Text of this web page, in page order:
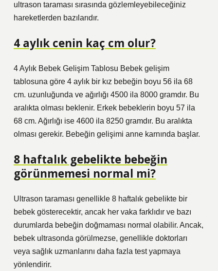
ultrason taraması sırasında gözlemleyebileceğiniz
hareketlerden bazılarıdır.
4 aylık cenin kaç cm olur?
4 Aylık Bebek Gelişim Tablosu Bebek gelişim
tablosuna göre 4 aylık bir kız bebeğin boyu 56 ila 68
cm. uzunluğunda ve ağırlığı 4500 ila 8000 gramdır. Bu
aralıkta olması beklenir. Erkek bebeklerin boyu 57 ila
68 cm. Ağırlığı ise 4600 ila 8250 gramdır. Bu aralıkta
olması gerekir. Bebeğin gelişimi anne karnında başlar.
8 haftalık gebelikte bebeğin
görünmemesi normal mi?
Ultrason taraması genellikle 8 haftalık gebelikte bir
bebek gösterecektir, ancak her vaka farklıdır ve bazı
durumlarda bebeğin doğmaması normal olabilir. Ancak,
bebek ultrasonda görülmezse, genellikle doktorları
veya sağlık uzmanlarını daha fazla test yapmaya
yönlendirir.